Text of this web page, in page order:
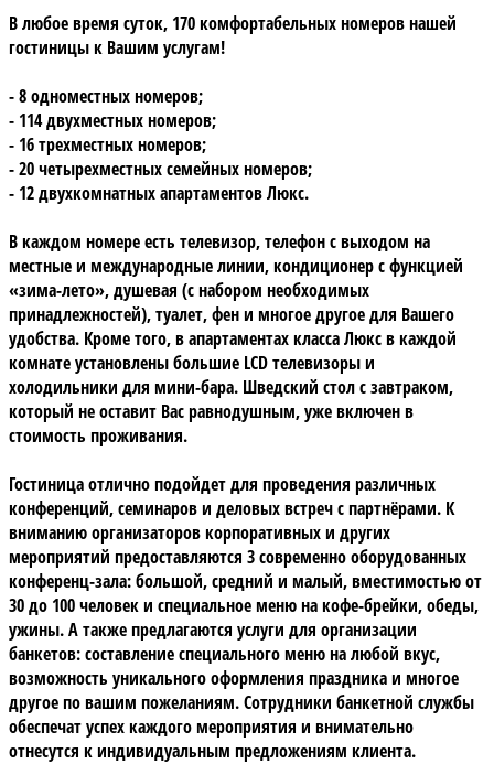
В любое время суток, 170 комфортабельных номеровнашей
гостиницы к Вашим услугам!
- 8 одноместных номеров;
- 114 двухместных номеров;
- 16 трехместных номеров;
- 20 четырехместных семейных номеров;
- 12 двухкомнатных апартаментов Люкс.
В каждом номере есть телевизор, телефон с выходом на
местные и международные линии, кондиционер с функцией
«зима-лето», душевая (с набором необходимых
принадлежностей), туалет, фен и многое другое для Вашего
удобства. Кроме того, в апартаментах класса Люкс в каждой
комнате установлены большие LCD телевизоры и
холодильники для мини-бара. Шведский стол с завтраком,
который не оставит Вас равнодушным, уже включен в
стоимость проживания.
Гостиница отлично подойдет для проведения различных
конференций, семинаров и деловых встреч с партнёрами. К
вниманию организаторов корпоративных и других
мероприятий предоставляются 3 современно оборудованных
конференц-зала: большой, средний и малый, вместимостью от
30 до 100 человек и специальное меню на кофе-брейки, обеды,
ужины. А также предлагаются услуги для организации
банкетов: составление специального меню на любой вкус,
возможность уникального оформления праздника и многое
другое по вашим пожеланиям. Сотрудники банкетной службы
обеспечат успех каждого мероприятия и внимательно
отнесутся к индивидуальным предложениям клиента.